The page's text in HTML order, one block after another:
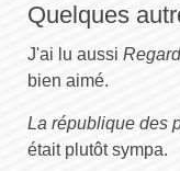
Quelques
J'ai lu aussi
bien aimé.
La république des
était plutôt sympa.